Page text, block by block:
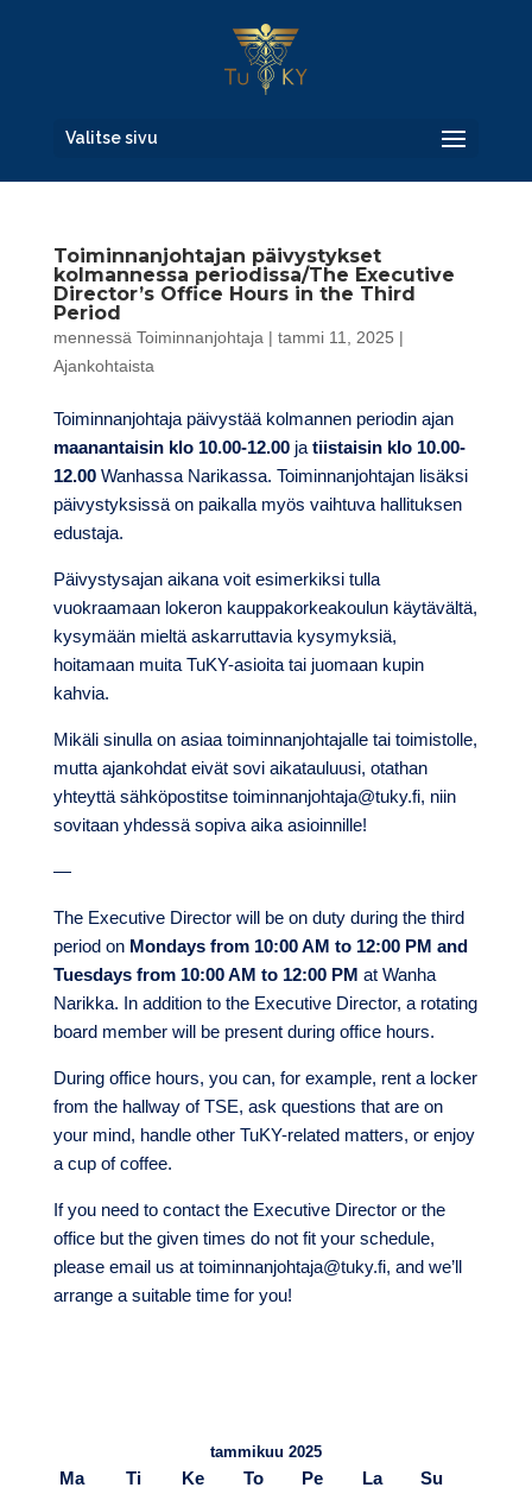
Valitse sivu
Toiminnanjohtajan päivystykset
kolmannessa periodissa/The Executive
Director’s Office Hours in the Third
Period
mennessä Toiminnanjohtaja | tammi 11, 2025 |
Ajankohtaista
Toiminnanjohtaja päivystää kolmannen periodin ajan
maanantaisin klo 10.00-12.00 jatiistaisin klo 10.00-
12.00Wanhassa Narikassa. Toiminnanjohtajan lisäksi
päivystyksissä on paikalla myös vaihtuva hallituksen
edustaja.
Päivystysajan aikana voit esimerkiksi tulla
vuokraamaan lokeron kauppakorkeakoulun käytävältä,
kysymään mieltä askarruttavia kysymyksiä,
hoitamaan muita TuKY-asioita tai juomaan kupin
kahvia.
Mikäli sinulla on asiaa toiminnanjohtajalle tai toimistolle,
mutta ajankohdat eivät sovi aikatauluusi, otathan
yhteyttä sähköpostitse toiminnanjohtaja@tuky.fi, niin
sovitaan yhdessä sopiva aika asioinnille!
—
The Executive Director will be on duty during the third
period on Mondays from 10:00 AM to 12:00 PM and
Tuesdays from 10:00 AM to 12:00 PM at Wanha
Narikka. In addition to the Executive Director, a rotating
board member will be present during office hours.
During office hours, you can, for example, rent a locker
from the hallway of TSE, ask questions that are on
your mind, handle other TuKY-related matters, or enjoy
a cup of coffee.
If you need to contact the Executive Director or the
office but the given times do not fit your schedule,
please email us at toiminnanjohtaja@tuky.fi, and we’ll
arrange a suitable time for you!
tammikuu 2025
Ma Ti Ke To Pe La
Su